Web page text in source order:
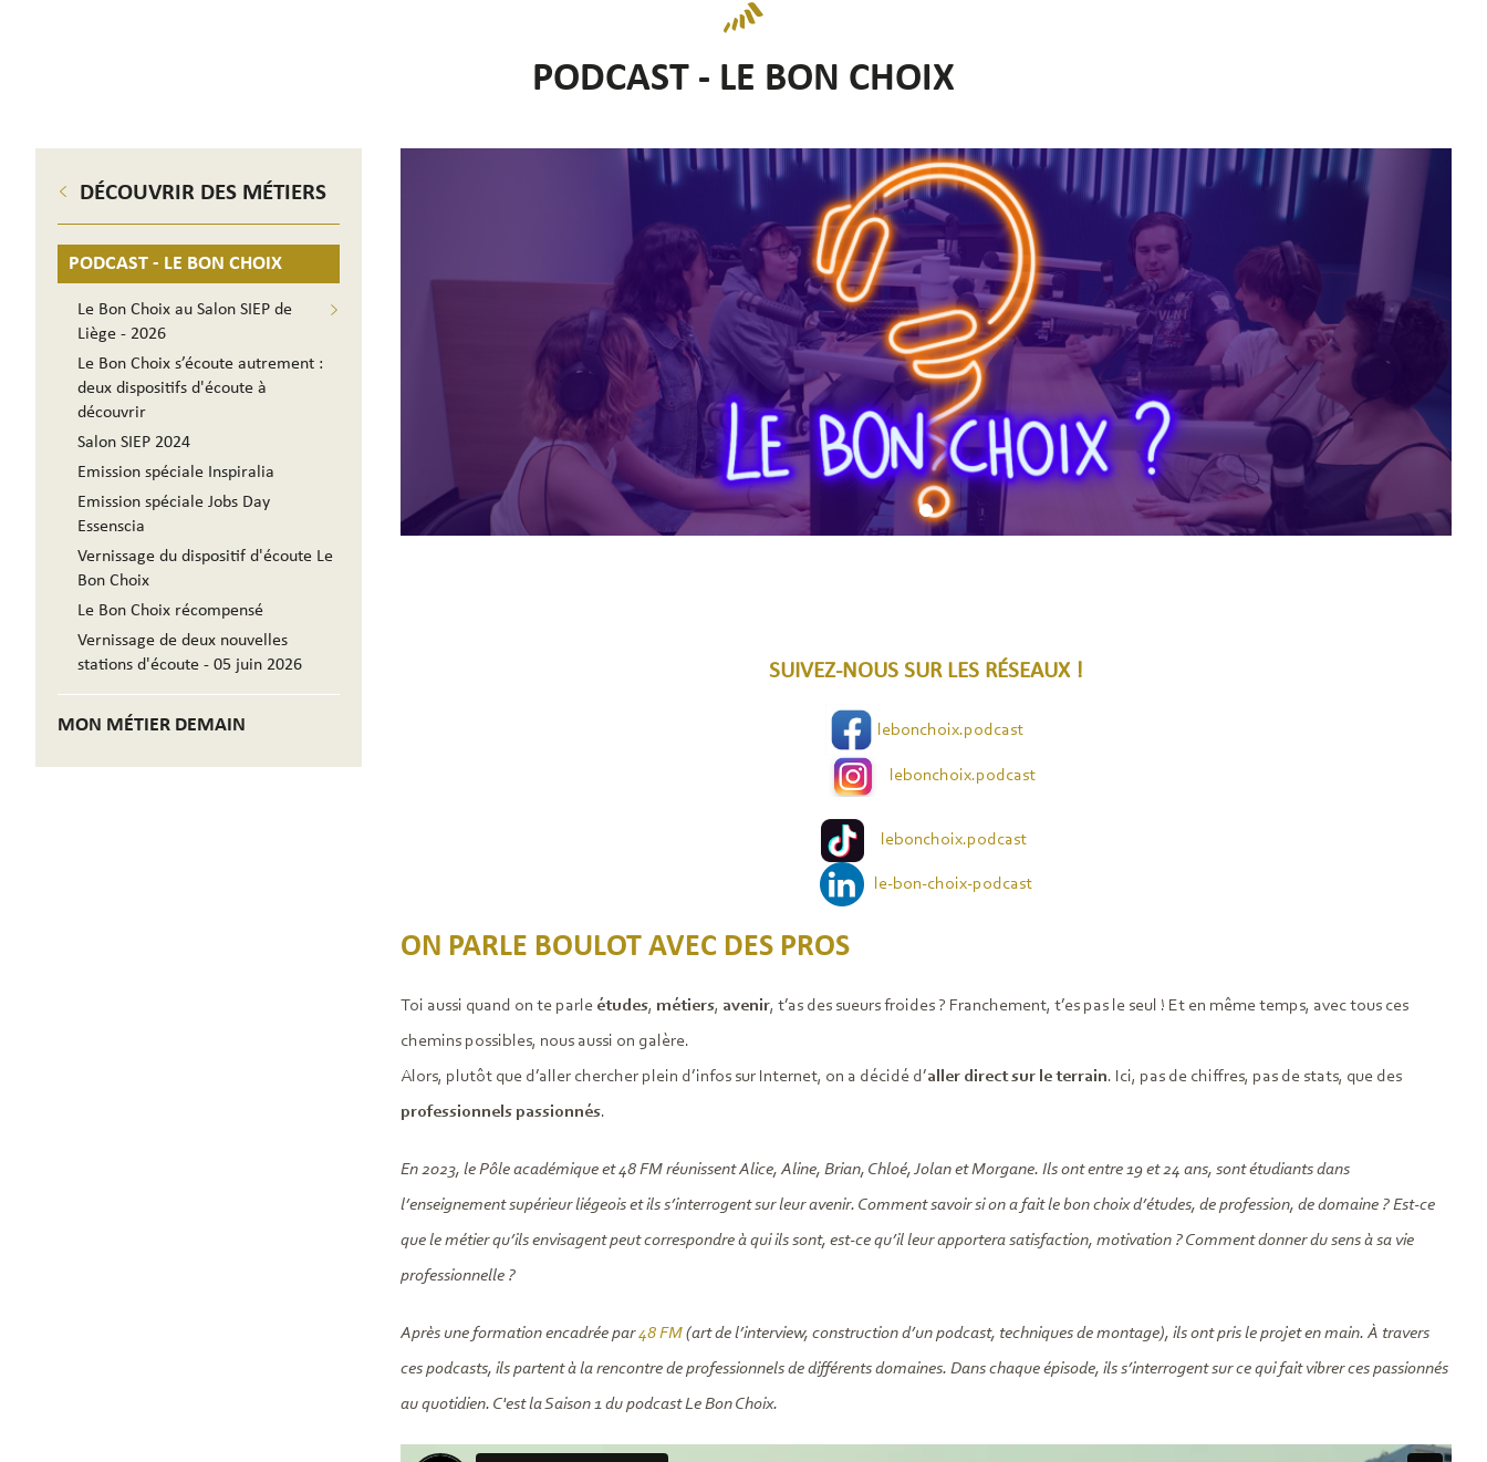
PODCAST - LE BON CHOIX
DÉCOUVRIR DES MÉTIERS
PODCAST - LE BON CHOIX
Le Bon Choix au Salon SIEP de
Liège - 2026
Le Bon Choix s’écoute autrement :
deux dispositifs d'écoute à
découvrir
Salon SIEP 2024
Emission spéciale Inspiralia
Emission spéciale Jobs Day
Essenscia
Vernissage du dispositif d'écoute Le
Bon Choix
Le Bon Choix récompensé
Vernissage de deux nouvelles
stations d'écoute - 05 juin 2026
MON MÉTIER DEMAIN
SUIVEZ-NOUS SUR LES RÉSEAUX !
lebonchoix.podcast
lebonchoix.podcast
lebonchoix.podcast
le-bon-choix-podcast
ON PARLE BOULOT AVEC DES PROS
Toi aussi quand on te parle études, métiers, avenir, t’as des sueurs froides ? Franchement, t’es pas le seul ! Et en même temps, avec tous ces
chemins possibles, nous aussi on galère.
Alors, plutôt que d’aller chercher plein d’infos sur Internet, on a décidé d’aller direct sur le terrain. Ici, pas de chiffres, pas de stats, que des
professionnels passionnés.
En 2023, le Pôle académique et 48 FM réunissent Alice, Aline, Brian, Chloé, Jolan et Morgane. Ils ont entre 19 et 24 ans, sont étudiants dans
l’enseignement supérieur liégeois et ils s’interrogent sur leur avenir. Comment savoir si on a fait le bon choix d’études, de profession, de domaine ? Est-ce
que le métier qu’ils envisagent peut correspondre à qui ils sont, est-ce qu’il leur apportera satisfaction, motivation ? Comment donner du sens à sa vie
professionnelle ?
Après une formation encadrée par48 FM(art de l’interview, construction d’un podcast, techniques de montage), ils ont pris le projet en main. À travers
ces podcasts, ils partent à la rencontre de professionnels de différents domaines. Dans chaque épisode, ils s’interrogent sur ce qui fait vibrer ces passionnés
au quotidien. C'est la Saison 1 du podcast Le Bon Choix.